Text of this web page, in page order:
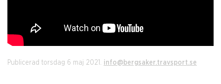
Publicerad torsdag 6 maj 2021. info@bergsaker.travsport.se